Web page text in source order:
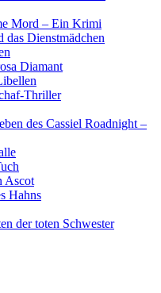
Mord – Ein Krimi
das Dienstmädchen
Diamant
Thriller
des Cassiel Roadnight –
Ascot
Hahns
der toten Schwester